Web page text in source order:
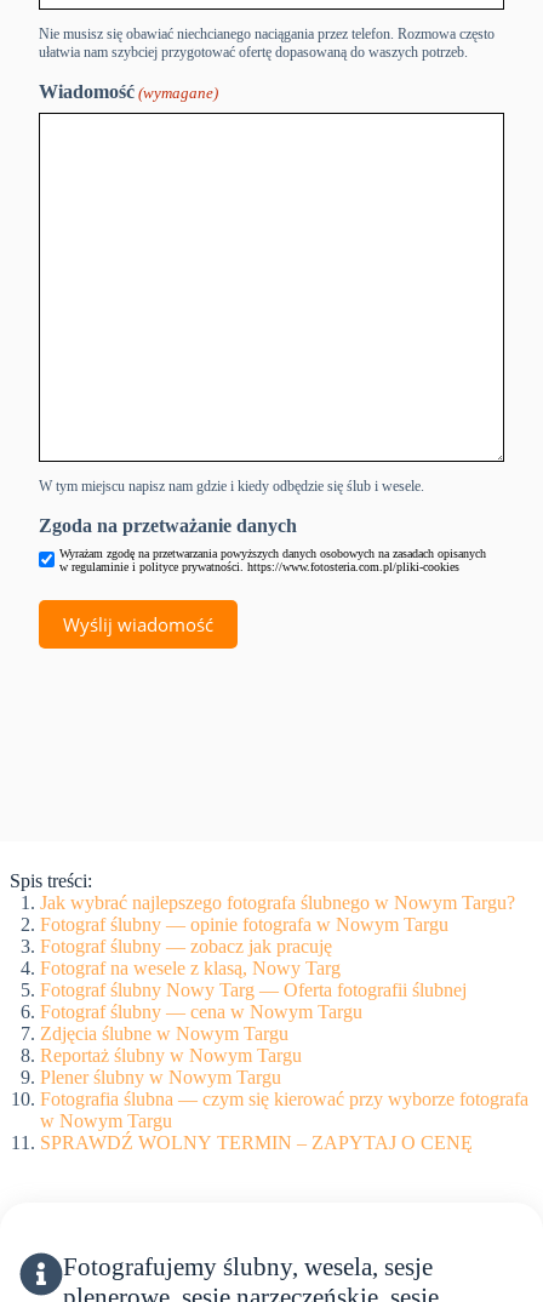
Nie musisz się obawiać niechcianego naciągania przez telefon. Rozmowa często
ułatwia nam szybciej przygotować ofertę dopasowaną do waszych potrzeb.
Wiadomość (wymagane)
W tym miejscu napisz nam gdzie i kiedy odbędzie się ślub i wesele.
Zgoda na przetważanie danych
Wyrażam zgodę na przetwarzania powyższych danych osobowych na zasadach opisanych
w regulaminie i polityce prywatności. https://www.fotosteria.com.pl/pliki-cookies
Spis treści:
Jak wybrać najlepszego fotografa ślubnego w Nowym Targu?
Fotograf ślubny — opinie fotografa w Nowym Targu
Fotograf ślubny — zobacz jak pracuję
Fotograf na wesele z klasą, Nowy Targ
Fotograf ślubny Nowy Targ — Oferta fotografii ślubnej
Fotograf ślubny — cena w Nowym Targu
Zdjęcia ślubne w Nowym Targu
Reportaż ślubny w Nowym Targu
Plener ślubny w Nowym Targu
Fotografia ślubna — czym się kierować przy wyborze fotografa
w Nowym Targu
SPRAWDŹ WOLNY TERMIN – ZAPYTAJ O CENĘ
Fotografujemy ślubny, wesela, sesje